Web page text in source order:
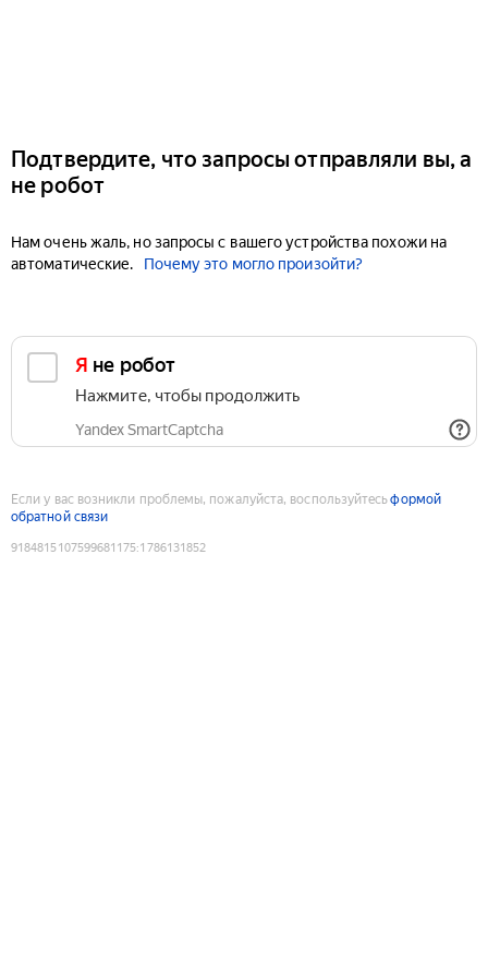
Подтвердите, что запросы отправляли вы, а
не робот
Нам очень жаль, но запросы с вашего устройства похожи на
автоматические.
Почему это могло произойти?
Я не робот
Нажмите, чтобы продолжить
Yandex SmartCaptcha
Если у вас возникли проблемы, пожалуйста, воспользуйтесьформой
обратной связи
9184815107599681175:1786131852